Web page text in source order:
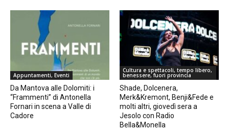
Appuntamenti, Eventi
Da Mantova alle Dolomiti: i
“Frammenti” di Antonella
Fornari in scena a Valle di
Cadore
Cultura e spettacoli, tempo libero,
benessere, fuori provincia
Shade, Dolcenera,
Merk&Kremont, Benji&Fede e
molti altri, giovedì sera a
Jesolo con Radio
Bella&Monella